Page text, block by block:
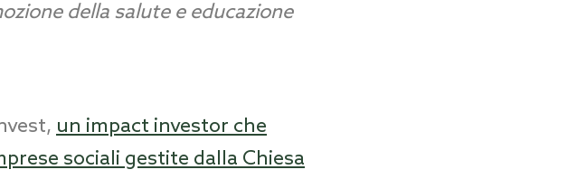
della salute e educazione
un impact investor che
sociali gestite dalla Chiesa